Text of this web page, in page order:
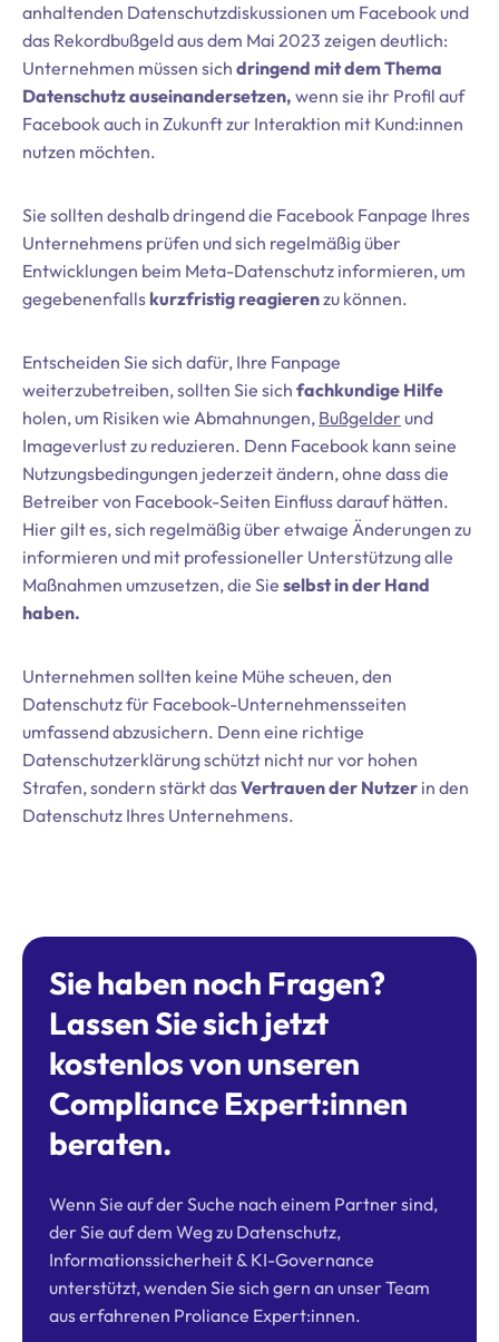
anhaltenden Datenschutzdiskussionen um Facebook und
das Rekordbußgeld aus dem Mai 2023 zeigen deutlich:
Unternehmen müssen sich dringend mit dem Thema
Datenschutz auseinandersetzen, wenn sie ihr Profil auf
Facebook auch in Zukunft zur Interaktion mit Kund:innen
nutzen möchten.
Sie sollten deshalb dringend die Facebook Fanpage Ihres
Unternehmens prüfen und sich regelmäßig über
Entwicklungen beim Meta-Datenschutz informieren, um
gegebenenfallskurzfristig reagierenzu können.
Entscheiden Sie sich dafür, Ihre Fanpage
weiterzubetreiben, sollten Sie sich fachkundige Hilfe
holen, um Risiken wie Abmahnungen, Bußgelderund
Imageverlust zu reduzieren. Denn Facebook kann seine
Nutzungsbedingungen jederzeit ändern, ohne dass die
Betreiber von Facebook-Seiten Einfluss darauf hätten.
Hier gilt es, sich regelmäßig über etwaige Änderungen zu
informieren und mit professioneller Unterstützung alle
Maßnahmen umzusetzen, die Sie selbst in der Hand
haben.
Unternehmen sollten keine Mühe scheuen, den
Datenschutz für Facebook-Unternehmensseiten
umfassend abzusichern. Denn eine richtige
Datenschutzerklärung schützt nicht nur vor hohen
Strafen, sondern stärkt dasVertrauen der Nutzer in den
Datenschutz Ihres Unternehmens.
Sie haben noch Fragen?
Lassen Sie sich jetzt
kostenlos von unseren
Compliance Expert:innen
beraten.
Wenn Sie auf der Suche nach einem Partner sind,
der Sie auf dem Weg zu Datenschutz,
Informationssicherheit & KI-Governance
unterstützt, wenden Sie sich gern an unser Team
aus erfahrenen Proliance Expert:innen.